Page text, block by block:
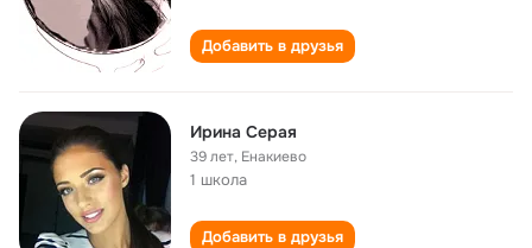
Добавить в друзья
Ирина Серая
39 лет, Енакиево
1 школа
Добавить в друзья